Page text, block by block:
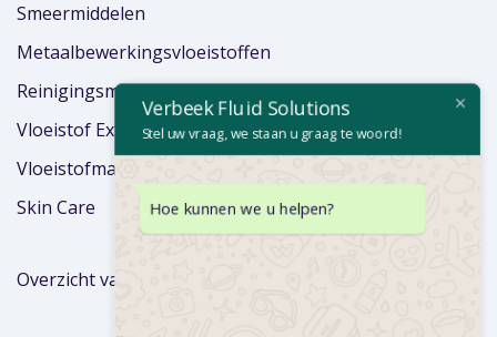
Smeermiddelen
Metaalbewerkingsvloeistoffen
Reinigingsmiddelen
Vloeistof Extra’s
Vloeistofmanagement
Skin Care
Overzicht van merken
Verbeek Fluid Solutions
Stel uw vraag, we staan u graag te woord!
Hoe kunnen we u helpen?